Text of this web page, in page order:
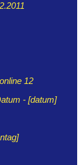
12
- [datum]